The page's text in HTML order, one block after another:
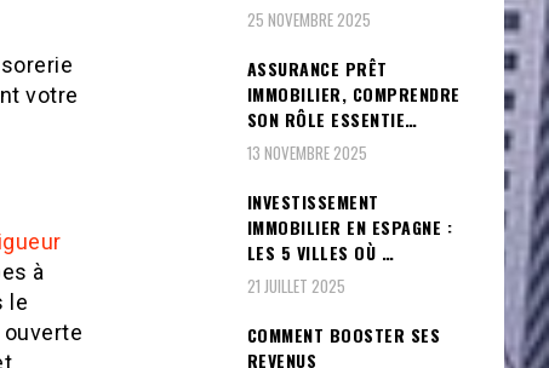
votre
à
le
25 NOVEMBRE 2025
ASSURANCE PRÊT
IMMOBILIER, COMPRENDRE
SON RÔLE ESSENTIE…
13 NOVEMBRE 2025
INVESTISSEMENT
IMMOBILIER EN ESPAGNE :
LES 5 VILLES OÙ …
21 JUILLET 2025
COMMENT BOOSTER SES
REVENUS